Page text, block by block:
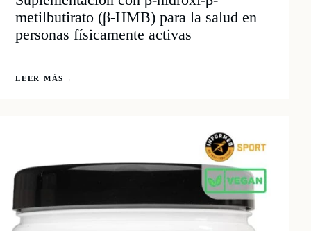
metilbutirato (β-HMB) para la salud en
personas físicamente activas
LEER MÁS →